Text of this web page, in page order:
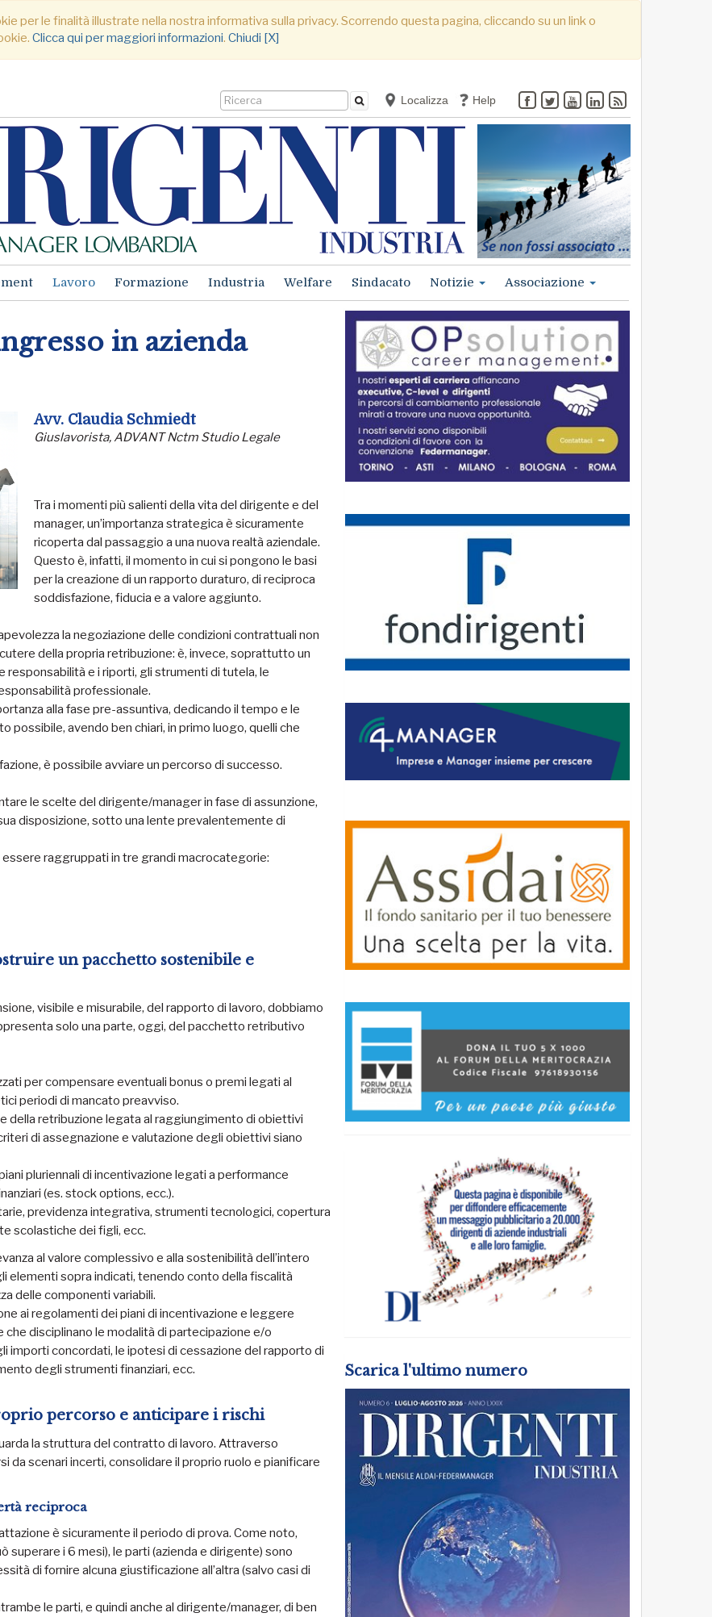
per le finalità illustrate nella nostra informativa sulla privacy. Scorrendo questa pagina, cliccando su un link o
Clicca qui per maggiori informazioni. Chiudi [X]
Localizza Help
Lavoro Formazione Industria Welfare Sindacato Notizie Associazione
in azienda
Avv. Claudia Schmiedt
Giuslavorista, ADVANT Nctm Studio Legale
Tra i momenti più salienti della vita del dirigente e del
manager, un’importanza strategica è sicuramente
ricoperta dal passaggio a una nuova realtà aziendale.
Questo è, infatti, il momento in cui si pongono le basi
per la creazione di un rapporto duraturo, di reciproca
soddisfazione, fiducia e a valore aggiunto.
la negoziazione delle condizioni contrattuali non
della propria retribuzione: è, invece, soprattutto un
e i riporti, gli strumenti di tutela, le
professionale.
alla fase pre-assuntiva, dedicando il tempo e le
avendo ben chiari, in primo luogo, quelli che
è possibile avviare un percorso di successo.
le scelte del dirigente/manager in fase di assunzione,
disposizione, sotto una lente prevalentemente di
raggruppati in tre grandi macrocategorie:
un pacchetto sostenibile e
visibile e misurabile, del rapporto di lavoro, dobbiamo
solo una parte, oggi, del pacchetto retributivo
per compensare eventuali bonus o premi legati al
periodi di mancato preavviso.
della retribuzione legata al raggiungimento di obiettivi
di assegnazione e valutazione degli obiettivi siano
pluriennali di incentivazione legati a performance
(es. stock options, ecc.).
previdenza integrativa, strumenti tecnologici, copertura
scolastiche dei figli, ecc.
al valore complessivo e alla sostenibilità dell’intero
sopra indicati, tenendo conto della fiscalità
delle componenti variabili.
ai regolamenti dei piani di incentivazione e leggere
disciplinano le modalità di partecipazione e/o
importi concordati, le ipotesi di cessazione del rapporto di
degli strumenti finanziari, ecc.
percorso e anticipare i rischi
la struttura del contratto di lavoro. Attraverso
da scenari incerti, consolidare il proprio ruolo e pianificare
reciproca
è sicuramente il periodo di prova. Come noto,
superare i 6 mesi), le parti (azienda e dirigente) sono
di fornire alcuna giustificazione all’altra (salvo casi di
le parti, e quindi anche al dirigente/manager, di ben
Scarica l'ultimo numero